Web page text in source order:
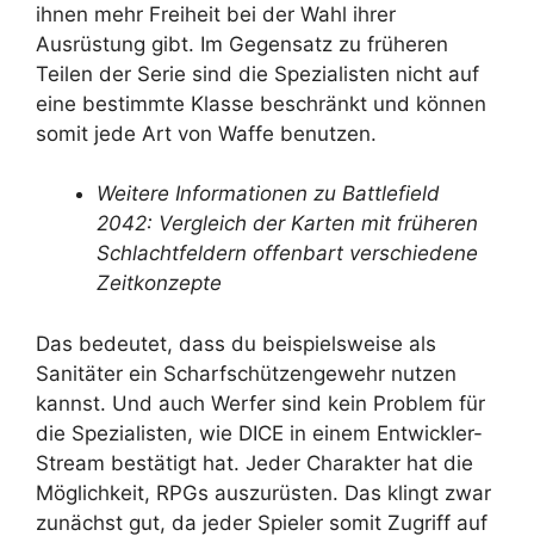
ihnen mehr Freiheit bei der Wahl ihrer
Ausrüstung gibt. Im Gegensatz zu früheren
Teilen der Serie sind die Spezialisten nicht auf
eine bestimmte Klasse beschränkt und können
somit jede Art von Waffe benutzen.
Weitere Informationen zu Battlefield
2042: Vergleich der Karten mit früheren
Schlachtfeldern offenbart verschiedene
Zeitkonzepte
Das bedeutet, dass du beispielsweise als
Sanitäter ein Scharfschützengewehr nutzen
kannst. Und auch Werfer sind kein Problem für
die Spezialisten, wie DICE in einem Entwickler-
Stream bestätigt hat. Jeder Charakter hat die
Möglichkeit, RPGs auszurüsten. Das klingt zwar
zunächst gut, da jeder Spieler somit Zugriff auf